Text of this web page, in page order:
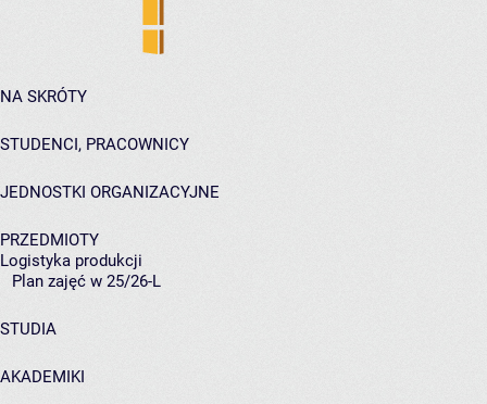
NA SKRÓTY
STUDENCI, PRACOWNICY
JEDNOSTKI ORGANIZACYJNE
PRZEDMIOTY
Logistyka produkcji
Plan zajęć w 25/26-L
STUDIA
AKADEMIKI